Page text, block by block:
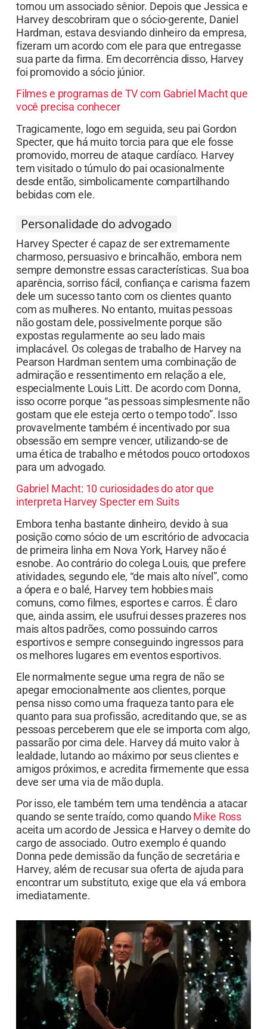
tornou um associado sênior. Depois que Jessica e
Harvey descobriram que o sócio-gerente, Daniel
Hardman, estava desviando dinheiro da empresa,
fizeram um acordo com ele para que entregasse
sua parte da firma. Em decorrência disso, Harvey
foi promovido a sócio júnior.
Filmes e programas de TV com Gabriel Macht que
você precisa conhecer
Tragicamente, logo em seguida, seu pai Gordon
Specter, que há muito torcia para que ele fosse
promovido, morreu de ataque cardíaco. Harvey
tem visitado o túmulo do pai ocasionalmente
desde então, simbolicamente compartilhando
bebidas com ele.
Personalidade do advogado
Harvey Specter é capaz de ser extremamente
charmoso, persuasivo e brincalhão, embora nem
sempre demonstre essas características. Sua boa
aparência, sorriso fácil, confiança e carisma fazem
dele um sucesso tanto com os clientes quanto
com as mulheres. No entanto, muitas pessoas
não gostam dele, possivelmente porque são
expostas regularmente ao seu lado mais
implacável. Os colegas de trabalho de Harvey na
Pearson Hardman sentem uma combinação de
admiração e ressentimento em relação a ele,
especialmente Louis Litt. De acordo com Donna,
isso ocorre porque “as pessoas simplesmente não
gostam que ele esteja certo o tempo todo”. Isso
provavelmente também é incentivado por sua
obsessão em sempre vencer, utilizando-se de
uma ética de trabalho e métodos pouco ortodoxos
para um advogado.
Gabriel Macht: 10 curiosidades do ator que
interpreta Harvey Specter em Suits
Embora tenha bastante dinheiro, devido à sua
posição como sócio de um escritório de advocacia
de primeira linha em Nova York, Harvey não é
esnobe. Ao contrário do colega Louis, que prefere
atividades, segundo ele, “de mais alto nível”, como
a ópera e o balé, Harvey tem hobbies mais
comuns, como filmes, esportes e carros. É claro
que, ainda assim, ele usufrui desses prazeres nos
mais altos padrões, como possuindo carros
esportivos e sempre conseguindo ingressos para
os melhores lugares em eventos esportivos.
Ele normalmente segue uma regra de não se
apegar emocionalmente aos clientes, porque
pensa nisso como uma fraqueza tanto para ele
quanto para sua profissão, acreditando que, se as
pessoas perceberem que ele se importa com algo,
passarão por cima dele. Harvey dá muito valor à
lealdade, lutando ao máximo por seus clientes e
amigos próximos, e acredita firmemente que essa
deve ser uma via de mão dupla.
Por isso, ele também tem uma tendência a atacar
quando se sente traído, como quandoMike Ross
aceita um acordo de Jessica e Harvey o demite do
cargo de associado. Outro exemplo é quando
Donna pede demissão da função de secretária e
Harvey, além de recusar sua oferta de ajuda para
encontrar um substituto, exige que ela vá embora
imediatamente.